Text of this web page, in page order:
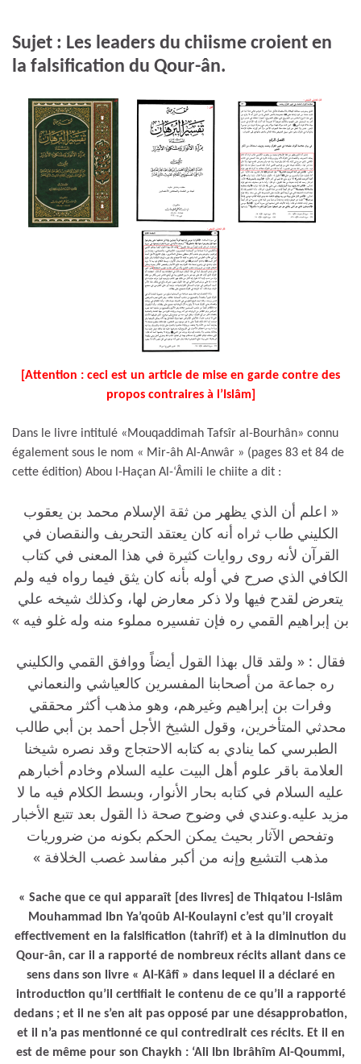
Sujet : Les leaders du chiisme croient en
la falsification du Qour-ân.
[Attention : ceci est un article de mise en garde contre des
propos contraires à l’Islâm]
Dans le livre intitulé «Mouqaddimah Tafsîr al-Bourhân» connu
également sous le nom « Mir-âh Al-Anwâr » (pages 83 et 84 de
cette édition) Abou l-Haçan Al-‘Âmili le chiite a dit :
« اعلم أن الذي يظهر من ثقة الإسلام محمد بن يعقوب
الكليني طاب ثراه أنه كان يعتقد التحريف والنقصان في
القرآن لأنه روى روايات كثيرة في هذا المعنى في كتاب
الكافي الذي صرح في أوله بأنه كان يثق فيما رواه فيه ولم
يتعرض لقدح فيها ولا ذكر معارض لها، وكذلك شيخه علي
بن إبراهيم القمي ره فإن تفسيره مملوء منه وله غلو فيه »
فقال : « ولقد قال بهذا القول أيضاً ووافق القمي والكليني
ره جماعة من أصحابنا المفسرين كالعياشي والنعماني
وفرات بن إبراهيم وغيرهم، وهو مذهب أكثر محققي
محدثي المتأخرين، وقول الشيخ الأجل أحمد بن أبي طالب
الطبرسي كما ينادي به كتابه الاحتجاج وقد نصره شيخنا
العلامة باقر علوم أهل البيت عليه السلام وخادم أخبارهم
عليه السلام في كتابه بحار الأنوار، وبسط الكلام فيه ما لا
مزيد عليه.وعندي في وضوح صحة ذا القول بعد تتبع الأخبار
وتفحص الآثار بحيث يمكن الحكم بكونه من ضروريات
مذهب التشيع وإنه من أكبر مفاسد غصب الخلافة »
« Sache que ce qui apparaît [des livres] de Thiqatou l-Islâm
Mouhammad Ibn Ya’qoûb Al-Koulayni c’est qu’il croyait
effectivement en la falsification (tahrîf) et à la diminution du
Qour-ân, car il a rapporté de nombreux récits allant dans ce
sens dans son livre « Al-Kâfî » dans lequel il a déclaré en
introduction qu’il certifiait le contenu de ce qu’il a rapporté
dedans ; et il ne s’en ait pas opposé par une désapprobation,
et il n’a pas mentionné ce qui contredirait ces récits. Et il en
est de même pour son Chaykh : ‘Ali Ibn Ibrâhîm Al-Qoummi,